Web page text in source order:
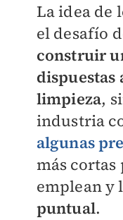
La idea de
el desafío
construir
dispuestas
limpieza,
industria
algunas
más cortas
emplean y
puntual.